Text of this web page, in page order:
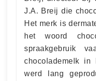
J.A. Breij die
Het merk is
het woord
spraakgebruik
chocolademelk in
werd lang